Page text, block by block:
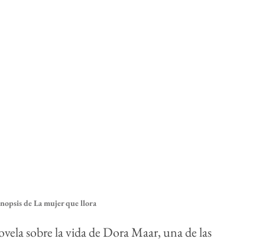
de La mujer que llora
sobre la vida de Dora Maar, una de las